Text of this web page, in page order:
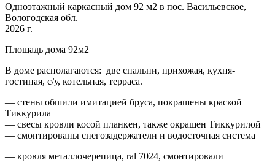
Одноэтажный каркасный дом 92 м2 в пос. Васильевское,
Вологодская обл.
2026 г.
Площадь дома 92м2
В доме располагаются: две спальни, прихожая, кухня-
гостиная, с/у, котельная, терраса.
— стены обшили имитацией бруса, покрашены краской
Тиккурила
— свесы кровли косой планкен, также окрашен Тиккурилой
— смонтированы снегозадержатели и водосточная система
— кровля металлочерепица, ral 7024, смонтировали